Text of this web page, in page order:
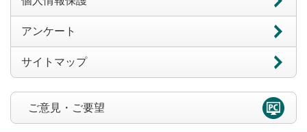
アンケート
サイトマップ
ご意見・ご要望